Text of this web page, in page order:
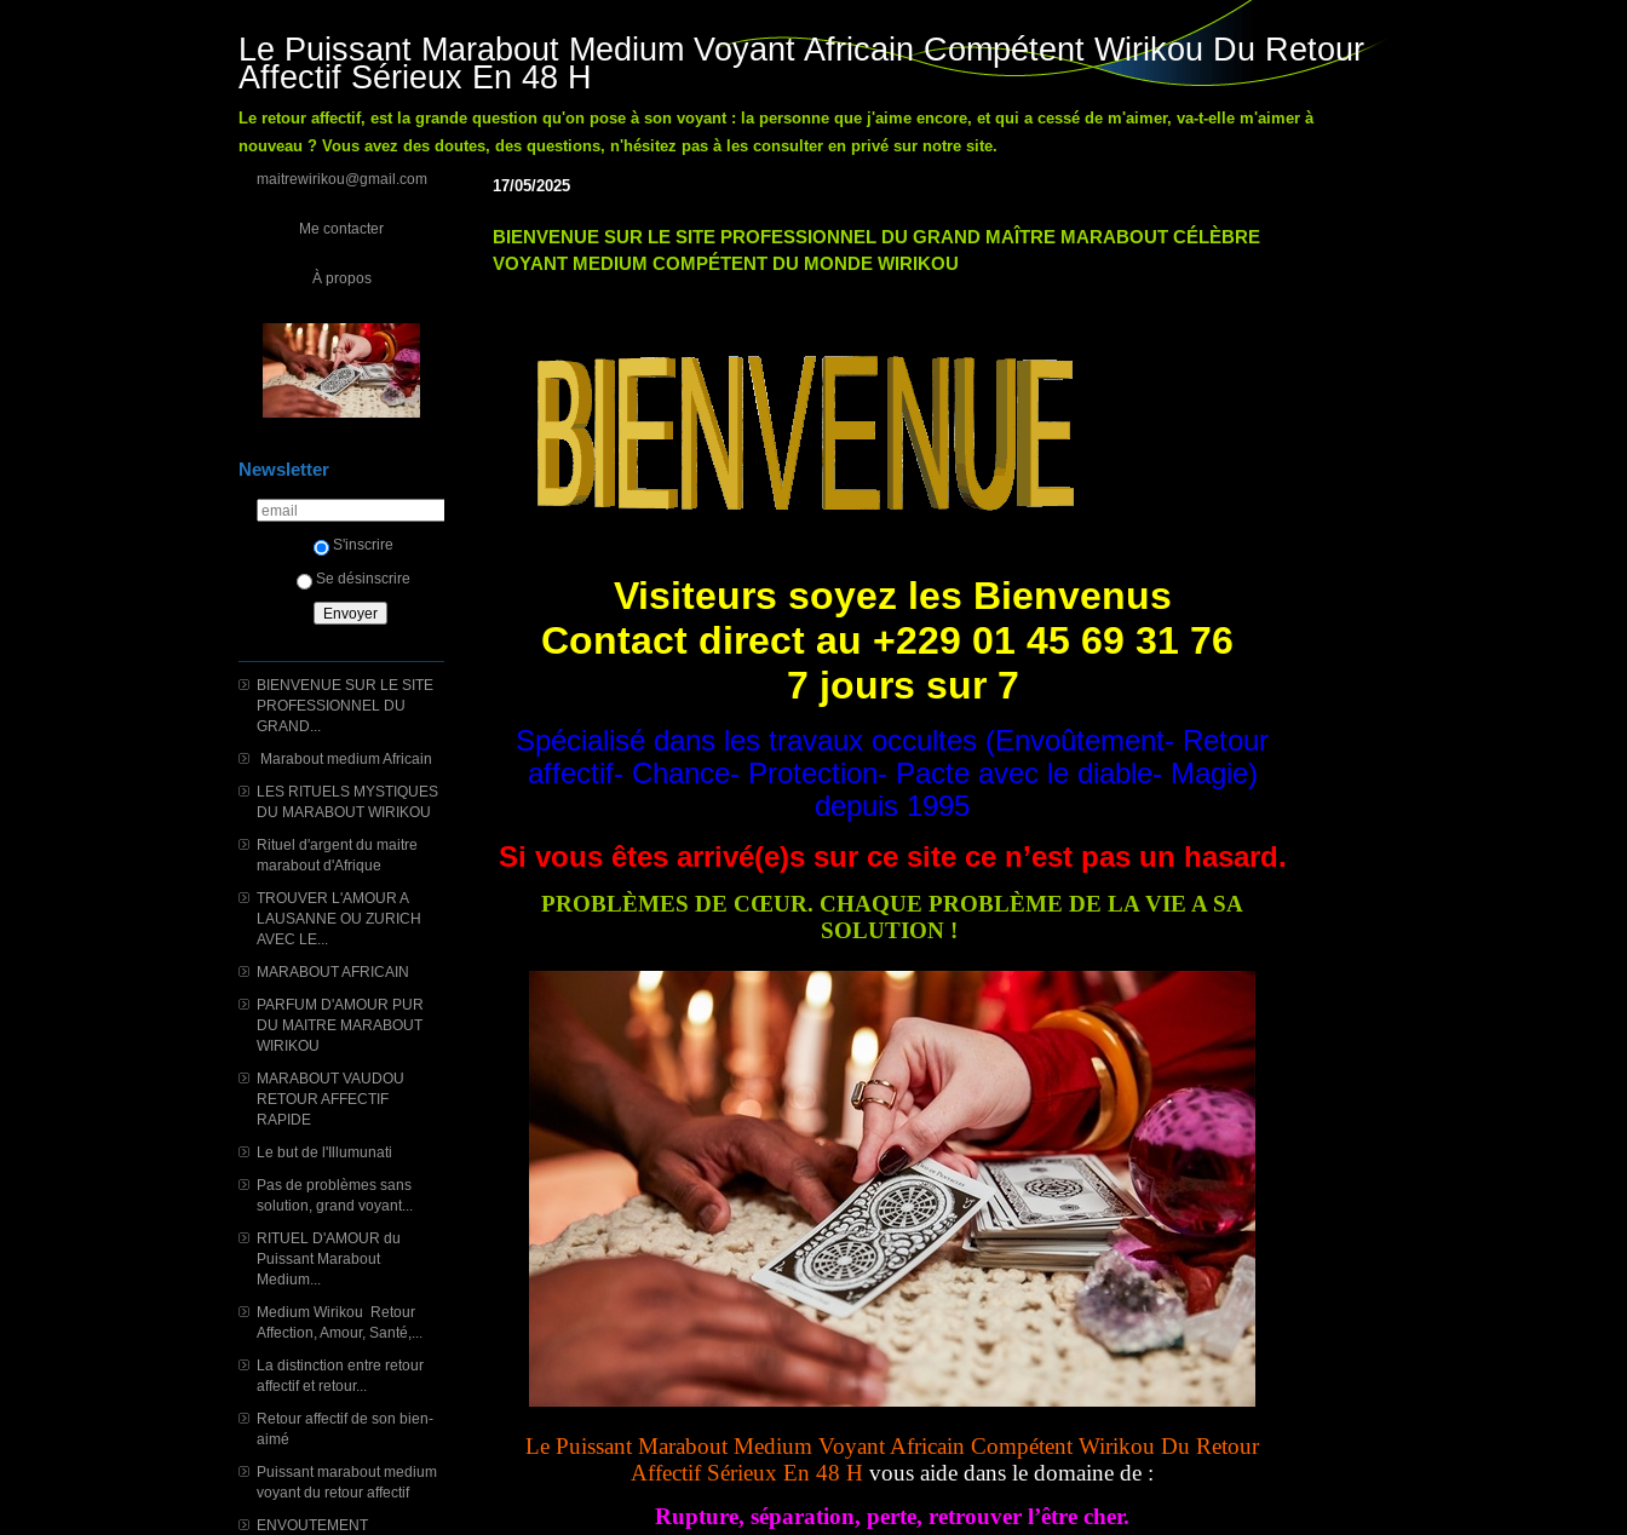
Le Puissant Marabout Medium Voyant Africain Compétent Wirikou Du Retour
Affectif Sérieux En 48 H
Le retour affectif, est la grande question qu'on pose à son voyant : la personne que j'aime encore, et qui a cessé de m'aimer, va-t-elle m'aimer à
nouveau ? Vous avez des doutes, des questions, n'hésitez pas à les consulter en privé sur notre site.
maitrewirikou@gmail.com
Me contacter
À propos
Newsletter
S'inscrire
Se désinscrire
BIENVENUE SUR LE SITE
PROFESSIONNEL DU
GRAND...
Marabout medium Africain
LES RITUELS MYSTIQUES
DU MARABOUT WIRIKOU
Rituel d'argent du maitre
marabout d'Afrique
TROUVER L'AMOUR A
LAUSANNE OU ZURICH
AVEC LE...
MARABOUT AFRICAIN
PARFUM D'AMOUR PUR
DU MAITRE MARABOUT
WIRIKOU
MARABOUT VAUDOU
RETOUR AFFECTIF
RAPIDE
Le but de l'Illumunati
Pas de problèmes sans
solution, grand voyant...
RITUEL D'AMOUR du
Puissant Marabout
Medium...
Medium Wirikou Retour
Affection, Amour, Santé,...
La distinction entre retour
affectif et retour...
Retour affectif de son bien-
aimé
Puissant marabout medium
voyant du retour affectif
ENVOUTEMENT
17/05/2025
BIENVENUE SUR LE SITE PROFESSIONNEL DU GRAND MAÎTRE MARABOUT CÉLÈBRE
VOYANT MEDIUM COMPÉTENT DU MONDE WIRIKOU
Visiteurs soyez les Bienvenus
Contact direct au +229 01 45 69 31 76
7 jours sur 7
Spécialisé dans les travaux occultes (Envoûtement- Retour
affectif- Chance- Protection- Pacte avec le diable- Magie)
depuis 1995
Si vous êtes arrivé(e)s sur ce site ce n’est pas un hasard.
PROBLÈMES DE CŒUR. CHAQUE PROBLÈME DE LA VIE A SA
SOLUTION !
Le Puissant Marabout Medium Voyant Africain Compétent Wirikou Du Retour
Affectif Sérieux En 48 H vous aide dans le domaine de :
Rupture, séparation, perte, retrouver l’être cher.